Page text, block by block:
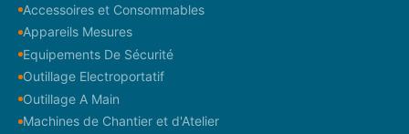
Accessoires et Consommables
Appareils Mesures
Equipements De Sécurité
Outillage Electroportatif
Outillage A Main
Machines de Chantier et d'Atelier